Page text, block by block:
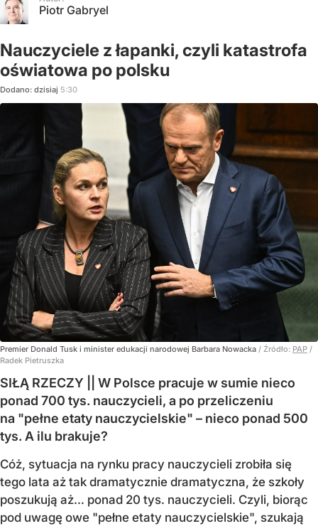
Piotr Gabryel
Nauczyciele z łapanki, czyli katastrofa
oświatowa po polsku
Dodano: dzisiaj 5:30
Premier Donald Tusk i minister edukacji narodowej Barbara Nowacka / Źródło: PAP /
Radek Pietruszka
SIŁĄ RZECZY || W Polsce pracuje w sumie nieco
ponad 700 tys. nauczycieli, a po przeliczeniu
na "pełne etaty nauczycielskie" – nieco ponad 500
tys. A ilu brakuje?
Cóż, sytuacja na rynku pracy nauczycieli zrobiła się
tego lata aż tak dramatycznie dramatyczna, że szkoły
poszukują aż… ponad 20 tys. nauczycieli. Czyli, biorąc
pod uwagę owe "pełne etaty nauczycielskie", szukają